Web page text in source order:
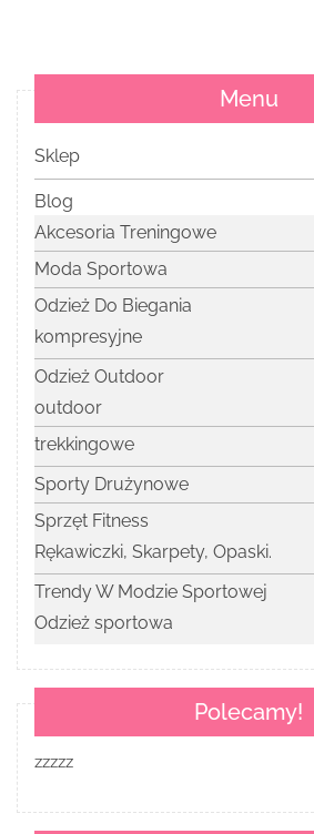
Menu
Sklep
Blog
Akcesoria Treningowe
Moda Sportowa
Odzież Do Biegania
kompresyjne
Odzież Outdoor
outdoor
trekkingowe
Sporty Drużynowe
Sprzęt Fitness
Rękawiczki, Skarpety, Opaski.
Trendy W Modzie Sportowej
Odzież sportowa
Polecamy!
zzzzz